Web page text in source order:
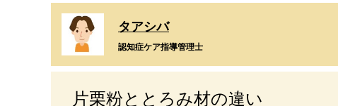
タアシバ
認知症ケア指導管理士
片栗粉ととろみ材の違い